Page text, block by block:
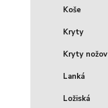
Koše
Kryty
Kryty nožov
Lanká
Ložiská